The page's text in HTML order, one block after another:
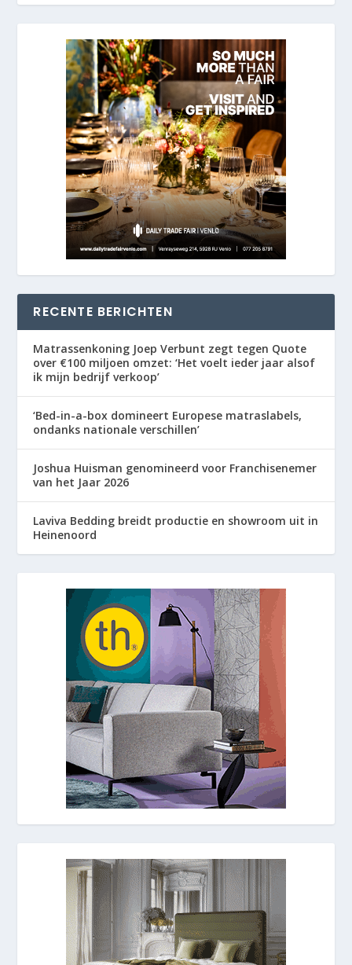
RECENTE BERICHTEN
Matrassenkoning Joep Verbunt zegt tegen Quote
over €100 miljoen omzet: ‘Het voelt ieder jaar alsof
ik mijn bedrijf verkoop’
‘Bed-in-a-box domineert Europese matraslabels,
ondanks nationale verschillen’
Joshua Huisman genomineerd voor Franchisenemer
van het Jaar 2026
Laviva Bedding breidt productie en showroom uit in
Heinenoord